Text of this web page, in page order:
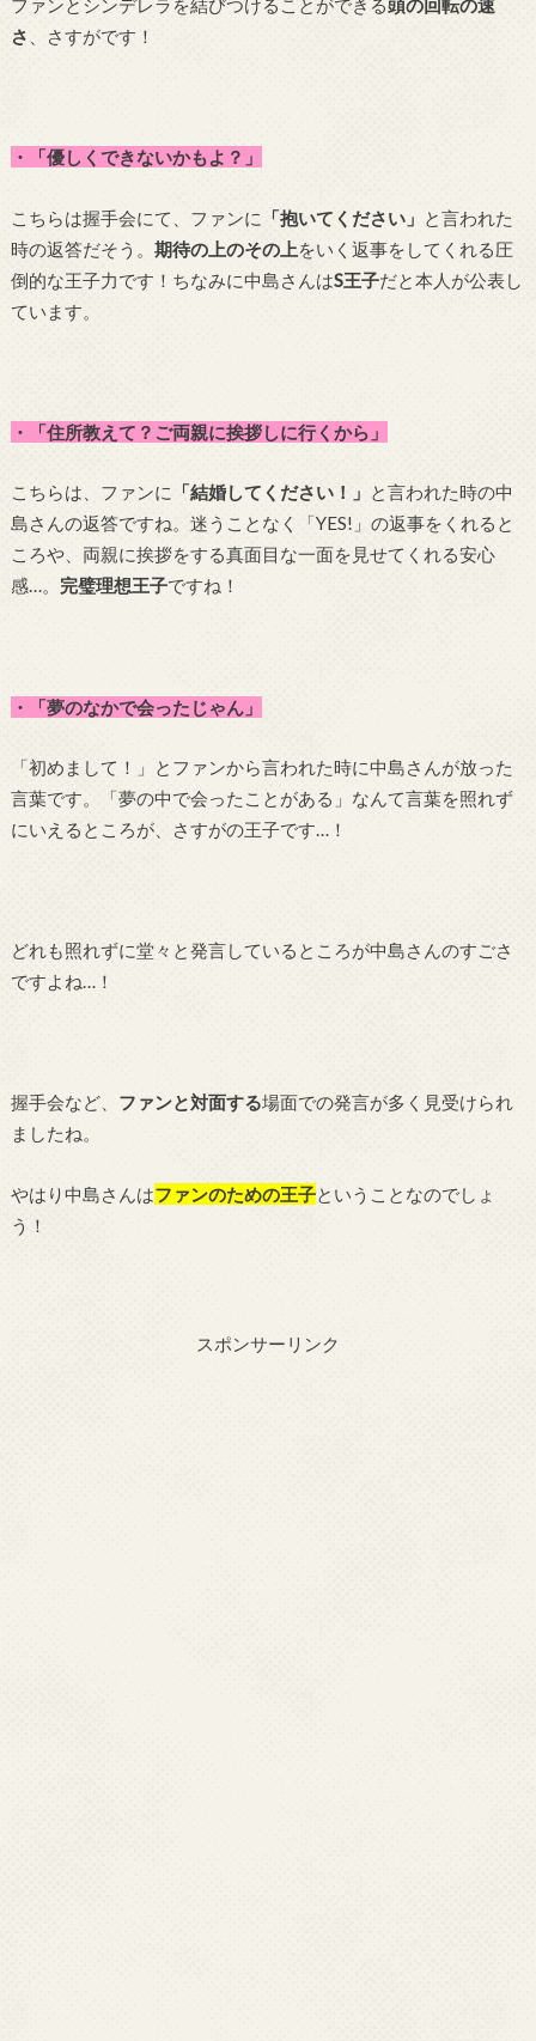
ファンとシンデレラを結びつけることができる頭の回転の速
さ
、さすがです！
・「優しくできないかもよ？」
こちらは握手会にて、ファンに 「抱いてください」 と言われた
時の返答だそう。 期待の上のその上をいく返事をしてくれる圧
倒的な王子力です！ちなみに中島さんはS王子だと本人が公表し
ています。
・「住所教えて？ご両親に挨拶しに行くから」
こちらは、ファンに 「結婚してください！」 と言われた時の中
島さんの返答ですね。迷うことなく「YES!」の返事をくれると
ころや、両親に挨拶をする真面目な一面を見せてくれる安心
感…。 完璧理想王子ですね！
・「夢のなかで会ったじゃん」
「初めまして！」とファンから言われた時に中島さんが放った
言葉です。「夢の中で会ったことがある」なんて言葉を照れず
にいえるところが、さすがの王子です…！
どれも照れずに堂々と発言しているところが中島さんのすごさ
ですよね…！
握手会など、 ファンと対面する場面での発言が多く見受けられ
ましたね。
やはり中島さんはファンのための王子ということなのでしょ
う！
スポンサーリンク